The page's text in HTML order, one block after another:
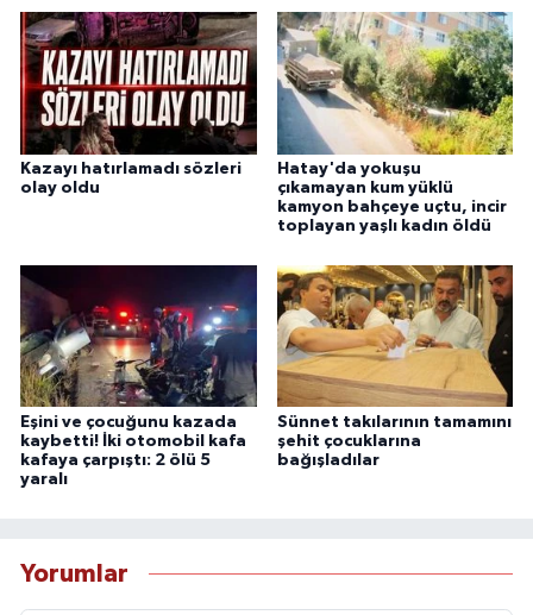
Kazayı hatırlamadı sözleri
olay oldu
Hatay'da yokuşu
çıkamayan kum yüklü
kamyon bahçeye uçtu, incir
toplayan yaşlı kadın öldü
Eşini ve çocuğunu kazada
kaybetti! İki otomobil kafa
kafaya çarpıştı: 2 ölü 5
yaralı
Sünnet takılarının tamamını
şehit çocuklarına
bağışladılar
Yorumlar